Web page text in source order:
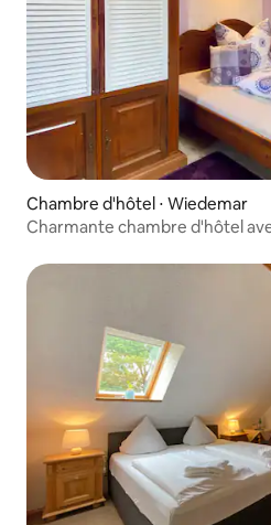
Chambre d'hôtel ⋅ Wiedemar
Charmante chambre d'hôtel